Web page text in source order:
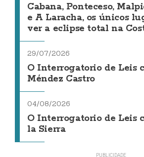
Cabana, Ponteceso,
e A Laracha, os únicos
ver a eclipse total na
29/07/2026
O Interrogatorio de Leis
Méndez Castro
04/08/2026
O Interrogatorio de Leis
la Sierra